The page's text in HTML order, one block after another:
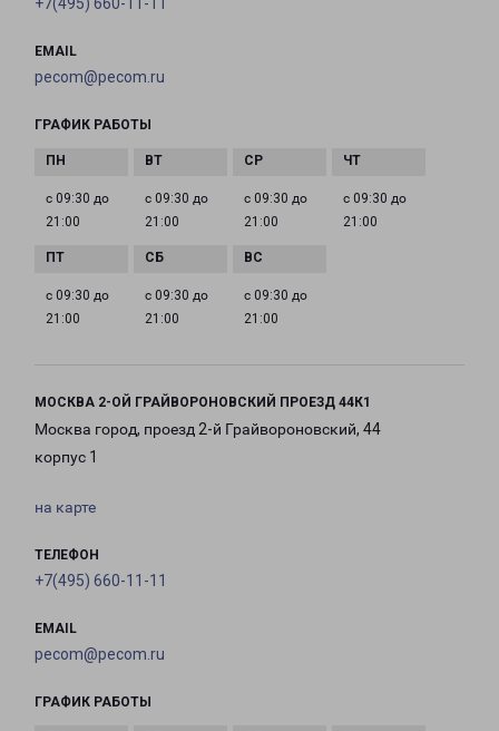
+7(495) 660-11-11
EMAIL
pecom@pecom.ru
ГРАФИК РАБОТЫ
с 09:30 до
21:00
с 09:30 до
21:00
с 09:30 до
21:00
с 09:30 до
21:00
с 09:30 до
21:00
с 09:30 до
21:00
с 09:30 до
21:00
МОСКВА 2-ОЙ ГРАЙВОРОНОВСКИЙ ПРОЕЗД 44К1
Москва город, проезд 2-й Грайвороновский, 44
корпус 1
на карте
ТЕЛЕФОН
+7(495) 660-11-11
EMAIL
pecom@pecom.ru
ГРАФИК РАБОТЫ